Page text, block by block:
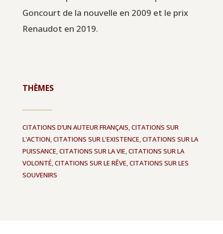
Goncourt de la nouvelle en 2009 et le prix
Renaudot en 2019.
THÈMES
CITATIONS D’UN AUTEUR FRANÇAIS,CITATIONS SUR
L'ACTION,CITATIONS SUR L'EXISTENCE,CITATIONS SUR LA
PUISSANCE,CITATIONS SUR LA VIE,CITATIONS SUR LA
VOLONTÉ,CITATIONS SUR LE RÊVE,CITATIONS SUR LES
SOUVENIRS